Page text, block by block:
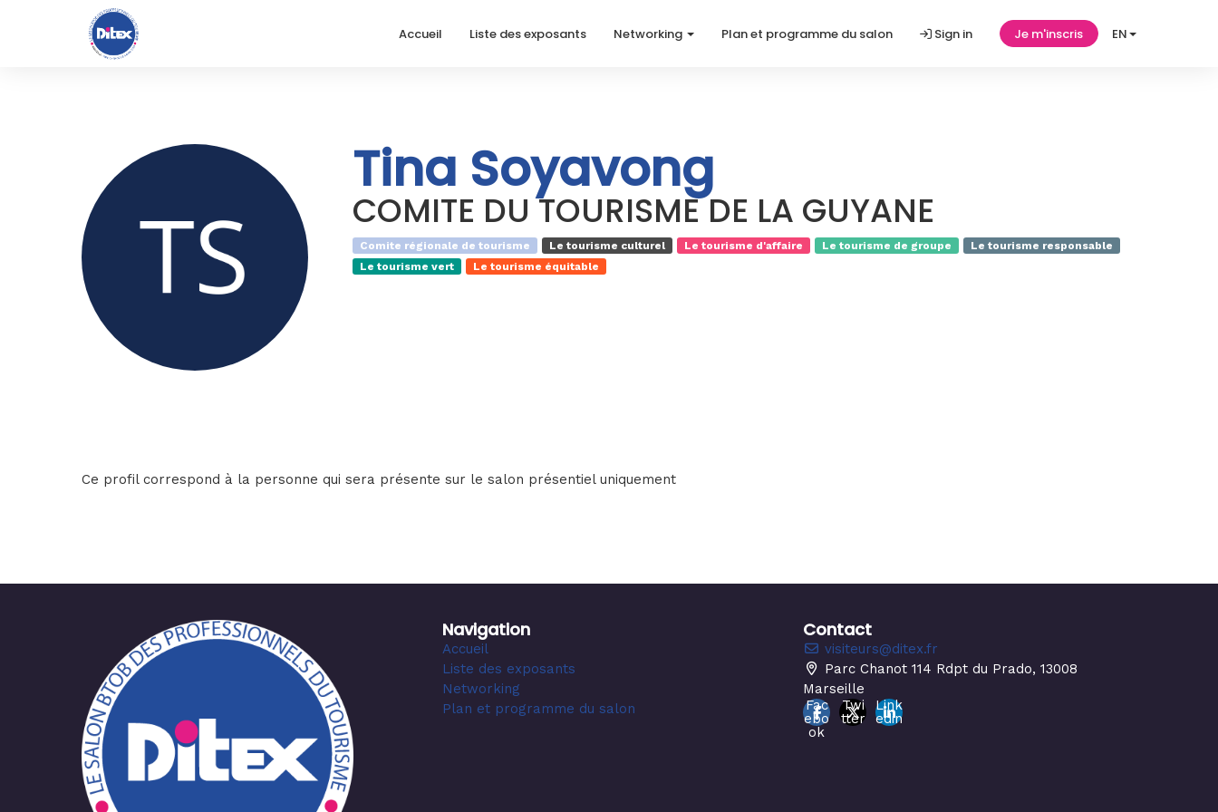
Accueil Liste des exposants Networking Plan et programme du salon Sign in Je m'inscris EN
Tina Soyavong
COMITE DU TOURISME DE LA GUYANE
Comite régionale de tourisme Le tourisme culturel Le tourisme d'affaire Le tourisme de groupe
Le tourisme responsable
Le tourisme vert
Le tourisme équitable
Ce profil correspond à la personne qui sera présente sur le salon présentiel uniquement
Navigation
Accueil
Liste des exposants
Networking
Plan et programme du salon
Contact
visiteurs@ditex.fr
Parc Chanot 114 Rdpt du Prado, 13008
Marseille
Fac
ebo
ok
Twi
tter
Link
edin